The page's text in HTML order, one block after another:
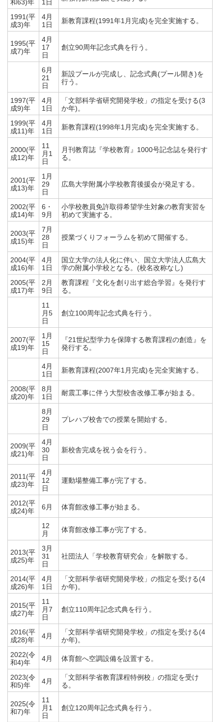
和63)年 1日
1991(平
成3)年
4月
1日
新教育課程(1991年1月完成)を完全実施する。
1995(平
成7)年
4月
17
日
創立90周年記念式典を行う。
6月
21
日
新設プールが完成し、記念式典(プール開き)を
行う。
1997(平
成9)年
4月
1日
「文部科学省研究開発学校」の指定を受ける(3
か年)。
1999(平
成11)年
4月
1日
新教育課程(1998年1月完成)を完全実施する。
2000(平
成12)年
11
月1
日
月刊教育誌『学校教育』1000号記念誌を発行す
る。
2001(平
成13)年
1月
29
日
広島大学附属小学校教育後援会が発足する。
2002(平
成14)年
6・
9月
小学校教員免許取得希望学生対象の教育実習を
初めて実施する。
2003(平
成15)年
7月
28
日
授業づくりフォーラムを初めて開催する。
2004(平
成16)年
4月
1日
国立大学の法人化に伴い、国立大学法人広島大
学の附属小学校となる。(校名改称なし)
2005(平
成17)年
2月
9日
教育課程『文化を創り出す総合学習』を発行す
る。
11
月5
日
創立100周年記念式典を行う。
2007(平
成19)年
1月
15
日
『21世紀型学力を保障する教育課程の創造』を
発行する。
4月
1日
新教育課程(2007年1月完成)を完全実施する。
2008(平
成20)年
8月
1日
耐震工事に伴う大型校舎改修工事が始まる。
8月
29
日
プレハブ校舎での授業を開始する。
2009(平
成21)年
4月
30
日
新校舎完成を祝う会を行う。
2011(平
成23)年
4月
12
日
運動場整備工事が完了する。
2012(平
成24)年
6月 体育館改修工事が始まる。
12
月
体育館改修工事が完了する。
2013(平
成25)年
3月
31
日
社団法人「学校教育研究会」を解散する。
2014(平
成26)年
4月
1日
「文部科学省研究開発学校」の指定を受ける(4
か年)。
2015(平
成27)年
11
月7
日
創立110周年記念式典を行う。
2016(平
成28)年
4月
「文部科学省研究開発学校」の指定を受ける(4
か年)。
2022(令
和4)年
4月 体育館へ空調設備を設置する。
2023(令
和5)年
4月
「文部科学省教育課程特例校」の指定を受け
る。
2025(令
和7)年
11
月1
日
創立120周年記念式典を行う。